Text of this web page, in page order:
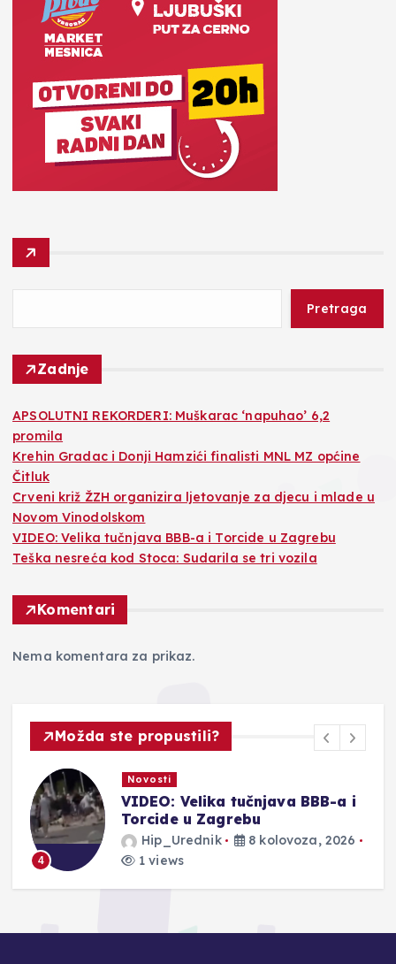
Pretraga
Zadnje
APSOLUTNI REKORDERI: Muškarac ‘napuhao’ 6,2
promila
Krehin Gradac i Donji Hamzići finalisti MNL MZ općine
Čitluk
Crveni križ ŽZH organizira ljetovanje za djecu i mlade u
Novom Vinodolskom
VIDEO: Velika tučnjava BBB-a i Torcide u Zagrebu
Teška nesreća kod Stoca: Sudarila se tri vozila
Komentari
Nema komentara za prikaz.
Možda ste propustili?
4
Novosti
VIDEO: Velika tučnjava BBB-a i
Torcide u Zagrebu
Hip_Urednik
8 kolovoza, 2026
1 views